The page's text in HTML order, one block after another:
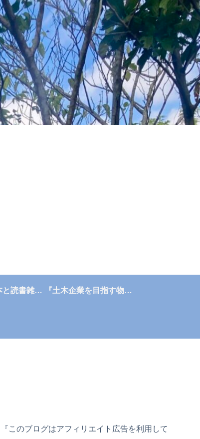
『おすすめ本と読書雑記帳』 『土木企業を目指す物語』
『このブログはアフィリエイト広告を利用して